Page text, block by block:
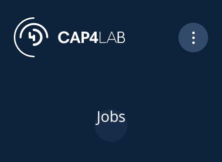
Jobs